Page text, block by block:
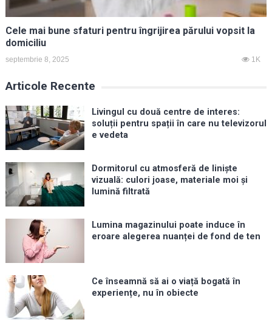
Cele mai bune sfaturi pentru îngrijirea părului vopsit la
domiciliu
septembrie 8, 2025 1K
Articole Recente
Livingul cu două centre de interes:
soluții pentru spații în care nu televizorul
e vedeta
Dormitorul cu atmosferă de liniște
vizuală: culori joase, materiale moi și
lumină filtrată
Lumina magazinului poate induce în
eroare alegerea nuanței de fond de ten
Ce înseamnă să ai o viață bogată în
experiențe, nu în obiecte